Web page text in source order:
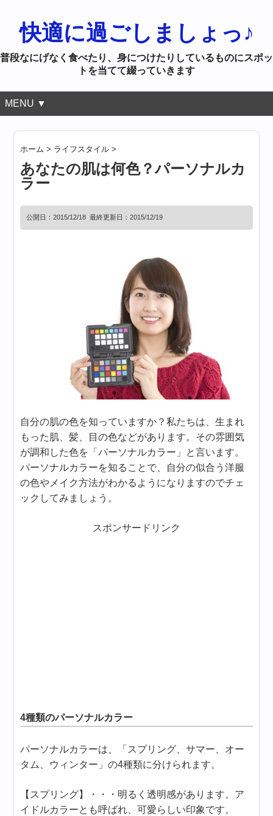
快適に過ごしましょっ♪
普段なにげなく食べたり、身につけたりしているものにスポッ
トを当てて綴っていきます
MENU ▼
ホーム > ライフスタイル >
あなたの肌は何色？パーソナルカ
ラー
公開日：2015/12/18 最終更新日：2015/12/19
自分の肌の色を知っていますか？私たちは、生まれ
もった肌、髪、目の色などがあります。その雰囲気
が調和した色を「パーソナルカラー」と言います。
パーソナルカラーを知ることで、自分の似合う洋服
の色やメイク方法がわかるようになりますのでチェ
ックしてみましょう。
スポンサードリンク
4種類のパーソナルカラー
パーソナルカラーは、「スプリング、サマー、オー
タム、ウィンター」の4種類に分けられます。
【スプリング】・・・明るく透明感があります。ア
イドルカラーとも呼ばれ、可愛らしい印象です。